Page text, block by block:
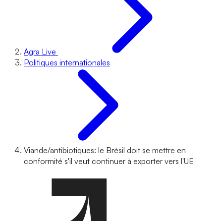
Agra Live
Politiques internationales
Viande/antibiotiques: le Brésil doit se mettre en
conformité s'il veut continuer à exporter vers l'UE